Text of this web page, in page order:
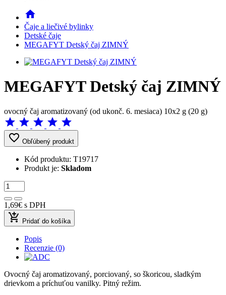
home
Čaje a liečivé bylinky
Detské čaje
MEGAFYT Detský čaj ZIMNÝ
MEGAFYT Detský čaj ZIMNÝ
ovocný čaj aromatizovaný (od ukonč. 6. mesiaca) 10x2 g (20 g)
star star star star star
favorite_border Obľúbený produkt
Kód produktu: T19717
Produkt je: Skladom
1,69€ s DPH
add_shopping_cart Pridať do košíka
Popis
Recenzie (0)
Ovocný čaj aromatizovaný, porciovaný, so škoricou, sladkým
drievkom a príchuťou vanilky. Pitný režim.